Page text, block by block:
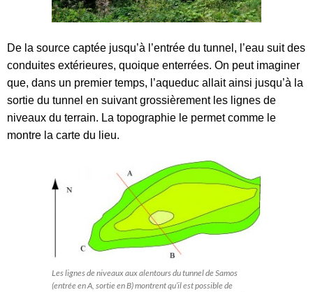
De la source captée jusqu’à l’entrée du tunnel, l’eau suit des
conduites extérieures, quoique enterrées. On peut imaginer
que, dans un premier temps, l’aqueduc allait ainsi jusqu’à la
sortie du tunnel en suivant grossièrement les lignes de
niveaux du terrain. La topographie le permet comme le
montre la carte du lieu.
Les lignes de niveaux aux alentours du tunnel de Samos
(entrée en A, sortie en B) montrent qu’il est possible de